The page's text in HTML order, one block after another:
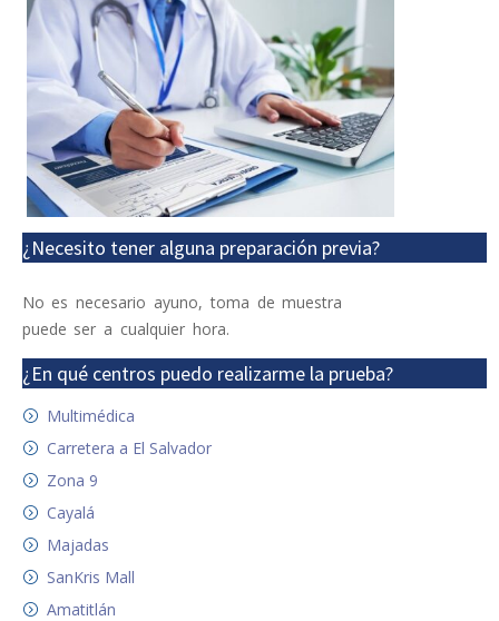
¿Necesito tener alguna preparación previa?
No es necesario ayuno, toma de muestra
puede ser a cualquier hora.
¿En qué centros puedo realizarme la prueba?
Multimédica
Carretera a El Salvador
Zona 9
Cayalá
Majadas
SanKris Mall
Amatitlán